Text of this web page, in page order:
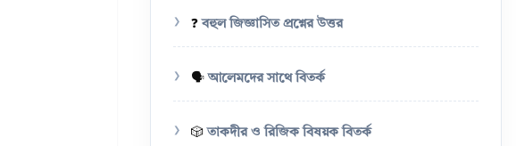
❓বহুল জিজ্ঞাসিত প্রশ্নের উত্তর
🗣️আলেমদের সাথে বিতর্ক
🎲তাকদীর ও রিজিক বিষয়ক বিতর্ক